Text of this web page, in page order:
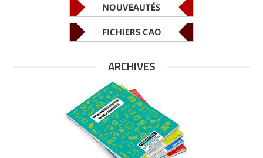
ARCHIVES